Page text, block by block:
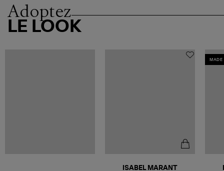
Adoptez
LE LOOK
ISABEL MARANT
MADE